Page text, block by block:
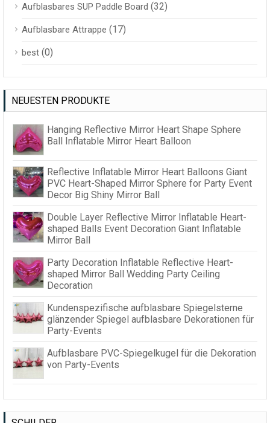
Aufblasbares SUP Paddle Board (32)
Aufblasbare Attrappe (17)
best (0)
NEUESTEN PRODUKTE
Hanging Reflective Mirror Heart Shape Sphere
Ball Inflatable Mirror Heart Balloon
Reflective Inflatable Mirror Heart Balloons Giant
PVC Heart-Shaped Mirror Sphere for Party Event
Decor Big Shiny Mirror Ball
Double Layer Reflective Mirror Inflatable Heart-
shaped Balls Event Decoration Giant Inflatable
Mirror Ball
Party Decoration Inflatable Reflective Heart-
shaped Mirror Ball Wedding Party Ceiling
Decoration
Kundenspezifische aufblasbare Spiegelsterne
glänzender Spiegel aufblasbare Dekorationen für
Party-Events
Aufblasbare PVC-Spiegelkugel für die Dekoration
von Party-Events